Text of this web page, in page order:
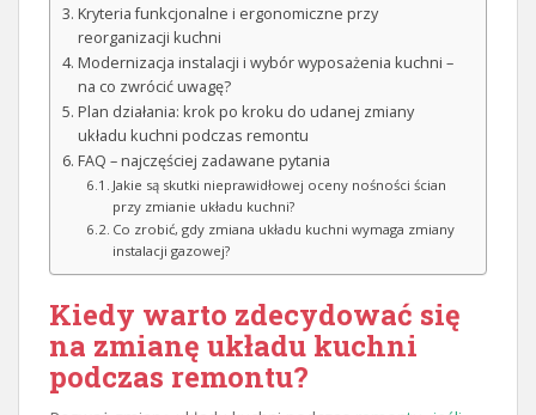
Kryteria funkcjonalne i ergonomiczne przy
reorganizacji kuchni
Modernizacja instalacji i wybór wyposażenia kuchni –
na co zwrócić uwagę?
Plan działania: krok po kroku do udanej zmiany
układu kuchni podczas remontu
FAQ – najczęściej zadawane pytania
Jakie są skutki nieprawidłowej oceny nośności ścian
przy zmianie układu kuchni?
Co zrobić, gdy zmiana układu kuchni wymaga zmiany
instalacji gazowej?
Kiedy warto zdecydować się
na zmianę układu kuchni
podczas remontu?